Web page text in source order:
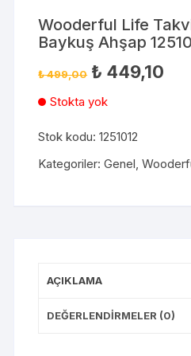
Wooderful Life
Baykuş Ahşap
₺499,00 ₺ 449,10
Stokta yok
Stok kodu:1251012
Kategoriler:Genel ,
AÇIKLAMA
DEĞERLENDIRMELER (0)